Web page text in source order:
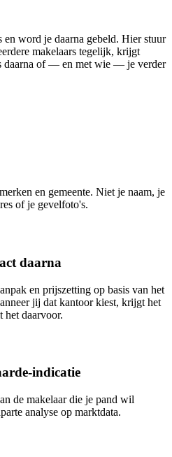
en word je daarna gebeld. Hier stuur
makelaars tegelijk, krijgt
daarna of — en met wie — je verder
en gemeente. Niet je naam, je
of je gevelfoto's.
daarna
en prijszetting op basis van het
jij dat kantoor kiest, krijgt het
het daarvoor.
indicatie
de makelaar die je pand wil
analyse op marktdata.